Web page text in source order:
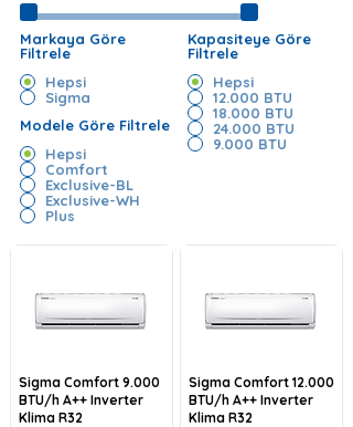
Markaya Göre
Filtrele
Hepsi
Sigma
Modele Göre Filtrele
Hepsi
Comfort
Exclusive-BL
Exclusive-WH
Plus
Kapasiteye Göre
Filtrele
Hepsi
12.000 BTU
18.000 BTU
24.000 BTU
9.000 BTU
Sigma Comfort 9.000
BTU/h A++ Inverter
Klima R32
Sigma Comfort 12.000
BTU/h A++ Inverter
Klima R32